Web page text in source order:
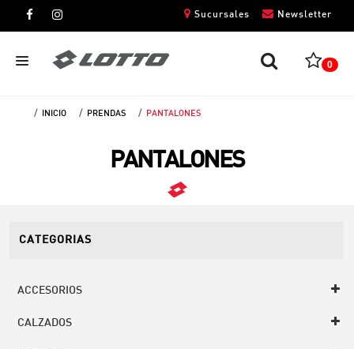
Newsletter
Sucursales
0
INICIO PRENDAS PANTALONES
PANTALONES
CATEGORIAS
ACCESORIOS
CALZADOS